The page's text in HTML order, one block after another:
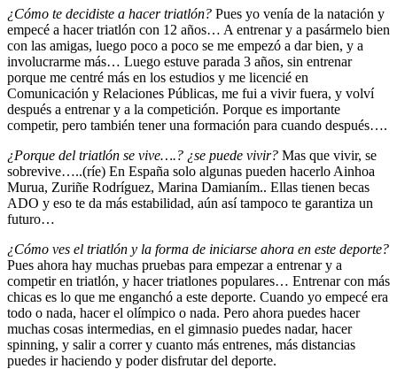
¿Cómo te decidiste a hacer triatlón? Pues yo venía de la natación y
empecé a hacer triatlón con 12 años… A entrenar y a pasármelo bien
con las amigas, luego poco a poco se me empezó a dar bien, y a
involucrarme más… Luego estuve parada 3 años, sin entrenar
porque me centré más en los estudios y me licencié en
Comunicación y Relaciones Públicas, me fui a vivir fuera, y volví
después a entrenar y a la competición. Porque es importante
competir, pero también tener una formación para cuando después….
¿Porque del triatlón se vive….? ¿se puede vivir? Mas que vivir, se
sobrevive…..(ríe) En España solo algunas pueden hacerlo Ainhoa
Murua, Zuriñe Rodríguez, Marina Damianím.. Ellas tienen becas
ADO y eso te da más estabilidad, aún así tampoco te garantiza un
futuro…
¿Cómo ves el triatlón y la forma de iniciarse ahora en este deporte?
Pues ahora hay muchas pruebas para empezar a entrenar y a
competir en triatlón, y hacer triatlones populares… Entrenar con más
chicas es lo que me enganchó a este deporte. Cuando yo empecé era
todo o nada, hacer el olímpico o nada. Pero ahora puedes hacer
muchas cosas intermedias, en el gimnasio puedes nadar, hacer
spinning, y salir a correr y cuanto más entrenes, más distancias
puedes ir haciendo y poder disfrutar del deporte.